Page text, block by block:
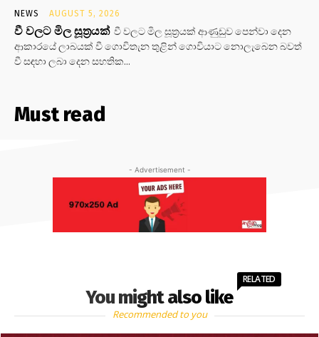
NEWS AUGUST 5, 2026
වී වලට මිල සූත්‍රයක් වී වලට මිල සූත්‍රයක් ආණුඩුව පෙන්වා දෙන
ආකාරයේ ලාබයක් වී ගොවිතැන තුළින් ගොවියාට නොලැබෙන බවත්
වී සඳහා ලබා දෙන සහතික...
Must read
- Advertisement -
You might also like
RELATED
Recommended to you